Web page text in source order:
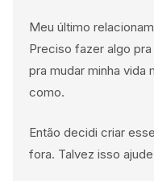
Meu último
Preciso fazer algo
pra mudar minha vida
como.
Então decidi criar
fora. Talvez isso